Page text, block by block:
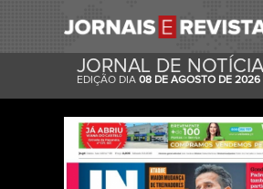
JORNAL DE
EDIÇÃO DIA 08 DE AGOSTO DE 2026
RECEBA ESTA E OUTRAS CAPAS